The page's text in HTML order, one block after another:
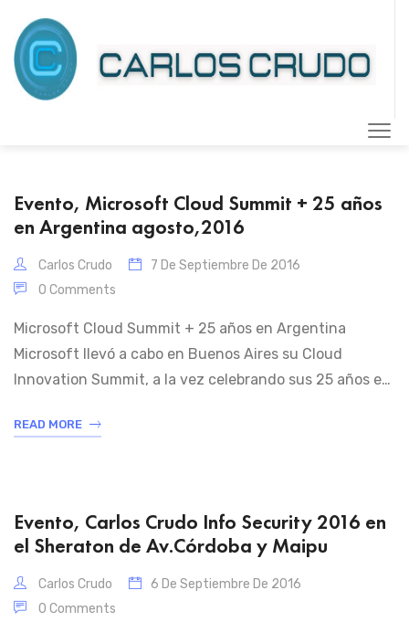
Evento, Microsoft Cloud Summit + 25 años
en Argentina agosto,2016
Carlos Crudo
7 De Septiembre De 2016
0 Comments
Microsoft Cloud Summit + 25 años en Argentina
Microsoft llevó a cabo en Buenos Aires su Cloud
Innovation Summit, a la vez celebrando sus 25 años en
forma al acompañar a Microsoft busca liderar la
READ MORE
Evento, Carlos Crudo Info Security 2016 en
el Sheraton de Av.Córdoba y Maipu
Carlos Crudo
6 De Septiembre De 2016
0 Comments